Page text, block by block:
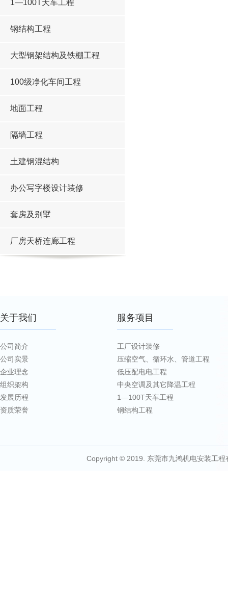
1—100T天车工程
钢结构工程
大型钢架结构及铁棚工程
100级净化车间工程
地面工程
隔墙工程
土建钢混结构
办公写字楼设计装修
套房及别墅
厂房天桥连廊工程
关于我们
公司简介
公司实景
企业理念
组织架构
发展历程
资质荣誉
服务项目
工厂设计装修
压缩空气、循环水、管道工程
低压配电电工程
中央空调及其它降温工程
1—100T天车工程
钢结构工程
Copyright © 2019. 东莞市九鸿机电安装工